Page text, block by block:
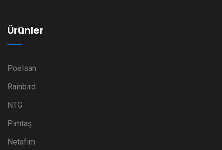
Ürünler
Poelsan
Rainbird
NTG
Pimtaş
Netafim